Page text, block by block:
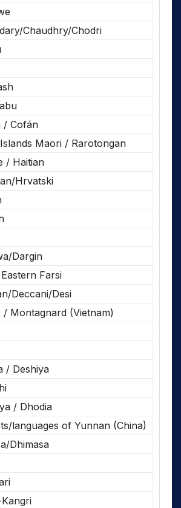
Chaudhry/Chodri
/ Cofán
Maori / Rarotongan
/ Haitian
Hrvatski
Dargin
Farsi
Deccani/Desi
/ Montagnard (Vietnam)
/ Deshiya
/ Dhodia
languages of Yunnan (China)
Dhimasa